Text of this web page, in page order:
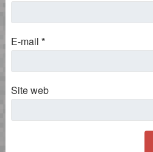
E-mail *
Site web